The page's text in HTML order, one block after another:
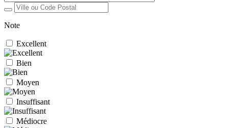
Note
Excellent
Bien
Moyen
Insuffisant
Médiocre